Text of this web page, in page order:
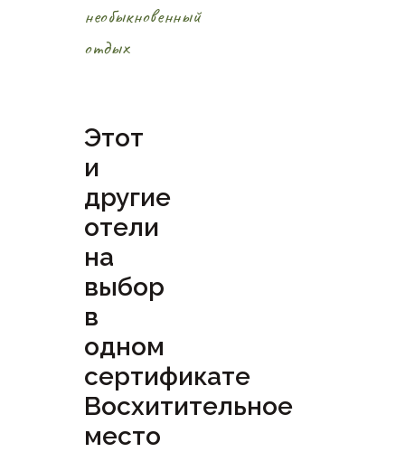
необыкновенный
отдых
Этот
и
другие
отели
на
выбор
в
одном
сертификате
Восхитительное
место